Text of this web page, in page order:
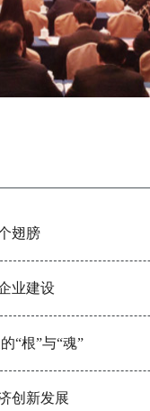
翅膀
业建设
“根”与“魂”
创新发展